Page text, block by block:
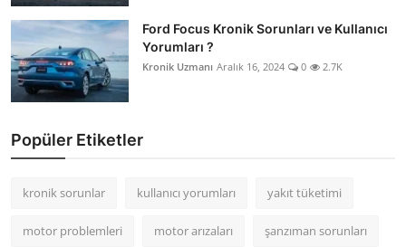
Ford Focus Kronik Sorunları ve Kullanıcı
Yorumları ?
Kronik Uzmanı Aralık 16, 2024 0 2.7K
Popüler Etiketler
kronik sorunlar kullanıcı yorumları yakıt tüketimi
motor problemleri motor arızaları şanzıman sorunları